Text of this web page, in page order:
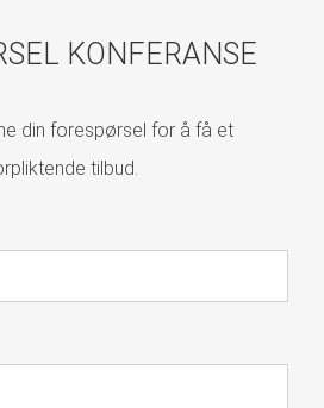
KONFERANSE
din forespørsel for å få et
tilbud.